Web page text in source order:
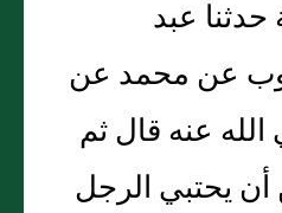
حدثنا عبد
عن محمد عن
عنه قال ثم
يحتبي الرجل